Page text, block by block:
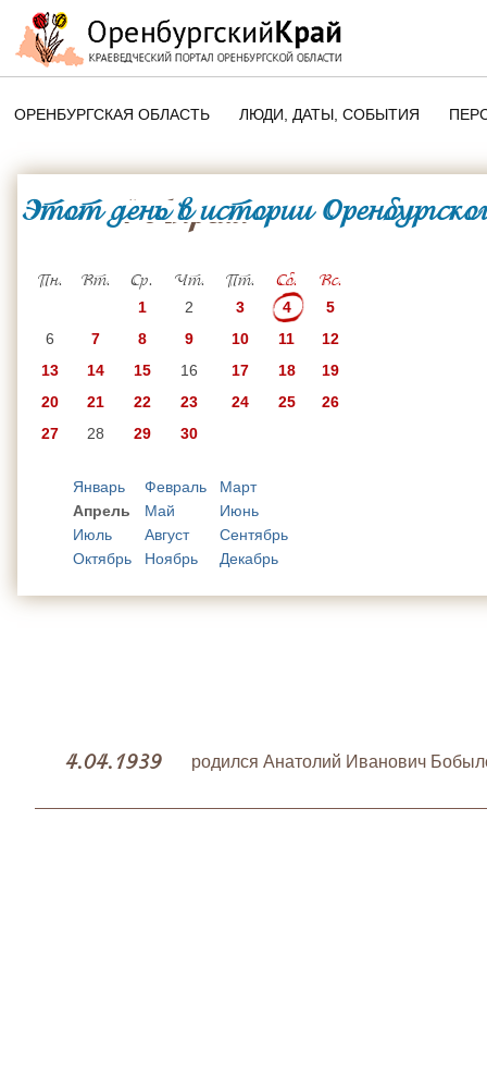
ОРЕНБУРГСКАЯ ОБЛАСТЬ ЛЮДИ, ДАТЫ, CОБЫТИЯ
ЭТОТ ДЕНЬ В ИСТОРИИ
ПАМЯТНЫЕ ДАТЫ
Этот день в истории
4 Апреля
Пн. Вт. Ср. Чт. Пт. Сб. Вс.
1 2 3 4
5
6
7 8 9 10 11
12
13
14 15 16 17 18
19
20
21 22 23 24 25
26
27
28 29 30
Январь Февраль
Март
Апрель
Май
Июнь
Июль
Август
Сентябрь
Октябрь
Ноябрь Декабрь
4.04.1939 родился Анатолий Иванович